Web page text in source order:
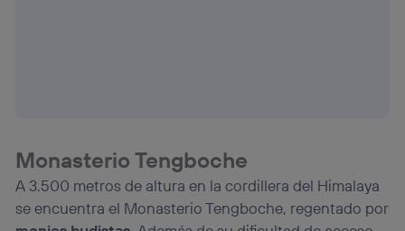
Monasterio Tengboche
A 3.500 metros de altura en la cordillera del Himalaya
se encuentra el Monasterio Tengboche, regentado por